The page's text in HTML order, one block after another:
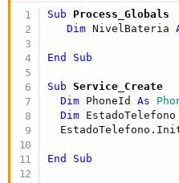
Sub Process_Globals
Dim NivelBateria
End Sub
Sub Service_Create
Dim PhoneId As
Dim
End Sub